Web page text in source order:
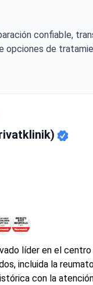
confiable,
de
líder en el centro
incluida la
con la